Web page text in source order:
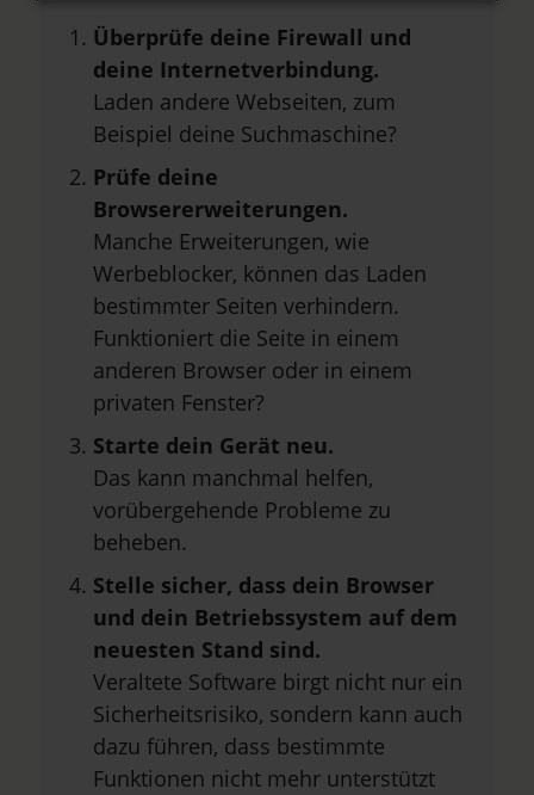
Überprüfe deine Firewall und
deine Internetverbindung.
Laden andere Webseiten, zum
Beispiel deine Suchmaschine?
Prüfe deine
Browsererweiterungen.
Manche Erweiterungen, wie
Werbeblocker, können das Laden
bestimmter Seiten verhindern.
Funktioniert die Seite in einem
anderen Browser oder in einem
privaten Fenster?
Starte dein Gerät neu.
Das kann manchmal helfen,
vorübergehende Probleme zu
beheben.
Stelle sicher, dass dein Browser
und dein Betriebssystem auf dem
neuesten Stand sind.
Veraltete Software birgt nicht nur ein
Sicherheitsrisiko, sondern kann auch
dazu führen, dass bestimmte
Funktionen nicht mehr unterstützt